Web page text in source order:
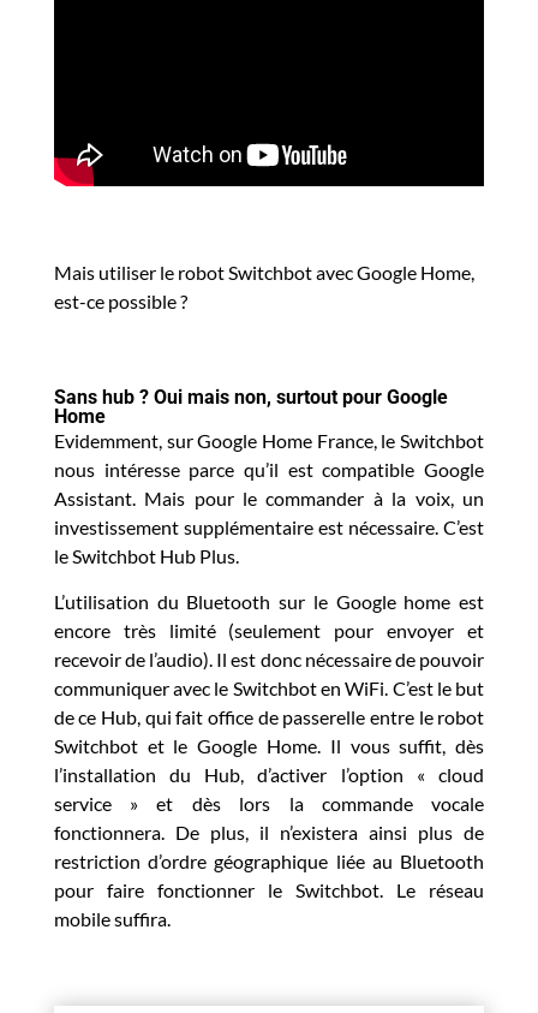
Mais utiliser le robot Switchbot avec Google Home,
est-ce possible ?
Sans hub ? Oui mais non, surtout pour Google
Home
Evidemment, sur Google Home France, le Switchbot
nous intéresse parce qu’il est compatible Google
Assistant. Mais pour le commander à la voix, un
investissement supplémentaire est nécessaire. C’est
le Switchbot Hub Plus.
L’utilisation du Bluetooth sur le Google home est
encore très limité (seulement pour envoyer et
recevoir de l’audio). Il est donc nécessaire de pouvoir
communiquer avec le Switchbot en WiFi. C’est le but
de ce Hub, qui fait office de passerelle entre le robot
Switchbotet leGoogle Home. Il vous suffit, dès
l’installation du Hub, d’activer l’option « cloud
service » et dès lors la commande vocale
fonctionnera. De plus, il n’existera ainsi plus de
restriction d’ordre géographique liée au Bluetooth
pour faire fonctionner le Switchbot. Le réseau
mobile suffira.